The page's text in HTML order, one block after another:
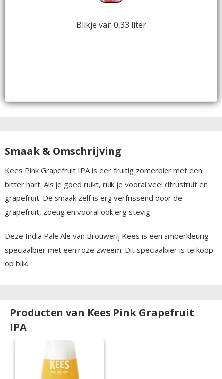
Blikje van 0,33 liter
Smaak & Omschrijving
Kees Pink Grapefruit IPA is een fruitig zomerbier met een
bitter hart. Als je goed ruikt, ruik je vooral veel citrusfruit en
grapefruit. De smaak zelf is erg verfrissend door de
grapefruit, zoetig en vooral ook erg stevig.
Deze India Pale Ale van Brouwerij Kees is een amberkleurig
speciaalbier met een roze zweem. Dit speciaalbier is te koop
op blik.
Producten van Kees Pink Grapefruit
IPA